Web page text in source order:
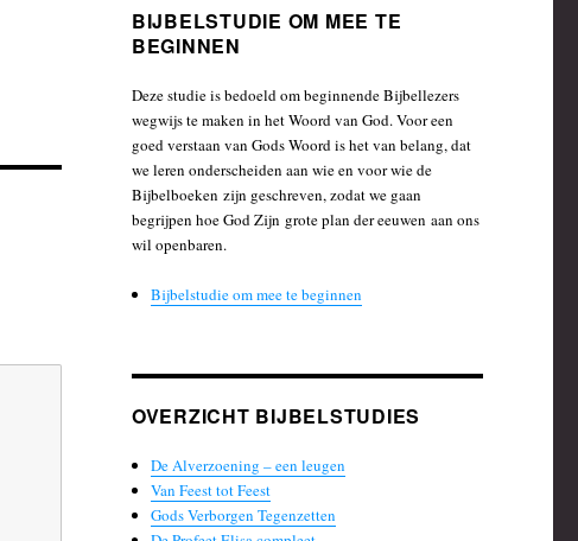
BIJBELSTUDIE OM MEE TE
BEGINNEN
Deze studie is bedoeld om beginnende Bijbellezers
wegwijs te maken in het Woord van God. Voor een
goed verstaan van Gods Woord is het van belang, dat
we leren onderscheiden aan wie en voor wie de
Bijbelboeken zijn geschreven, zodat we gaan
begrijpen hoe God Zijn grote plan der eeuwen aan ons
wil openbaren.
Bijbelstudie om mee te beginnen
OVERZICHT BIJBELSTUDIES
De Alverzoening – een leugen
Van Feest tot Feest
Gods Verborgen Tegenzetten